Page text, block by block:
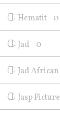
Hematit 0
Jad 0
Jad African
Jasp Picture